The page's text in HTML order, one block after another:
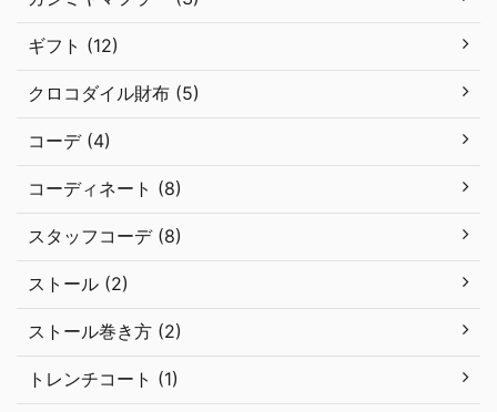
ギフト (12)
クロコダイル財布 (5)
コーデ (4)
コーディネート (8)
スタッフコーデ (8)
ストール (2)
ストール巻き方 (2)
トレンチコート (1)